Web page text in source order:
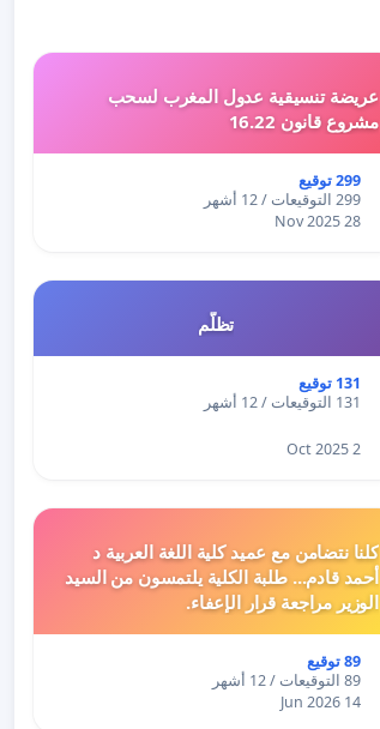
عريضة تنسيقية عدول المغرب لسحب
مشروع قانون 16.22
299 توقيع
299 التوقيعات / 12 أشهر
28 Nov 2025
تظلّم
131 توقيع
131 التوقيعات / 12 أشهر
2 Oct 2025
كلنا نتضامن مع عميد كلية اللغة العربية د
أحمد قادم... طلبة الكلية يلتمسون من السيد
الوزير مراجعة قرار الإعفاء.
89 توقيع
89 التوقيعات / 12 أشهر
14 Jun 2026